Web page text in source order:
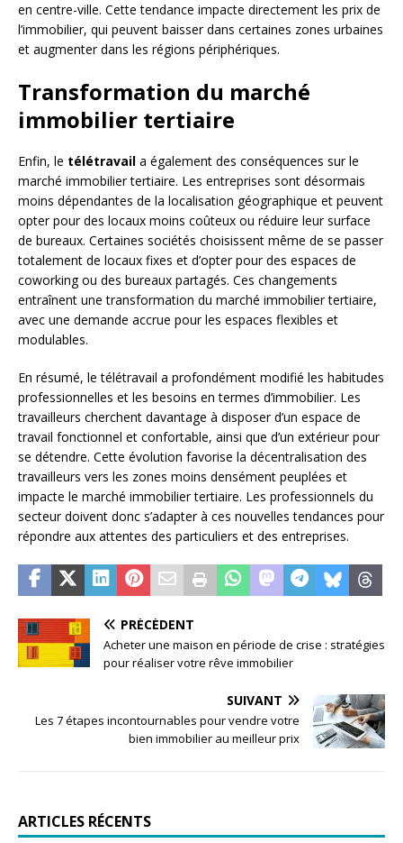
en centre-ville. Cette tendance impacte directement les prix de
l’immobilier, qui peuvent baisser dans certaines zones urbaines
et augmenter dans les régions périphériques.
Transformation du marché
immobilier tertiaire
Enfin, le télétravail a également des conséquences sur le
marché immobilier tertiaire. Les entreprises sont désormais
moins dépendantes de la localisation géographique et peuvent
opter pour des locaux moins coûteux ou réduire leur surface
de bureaux. Certaines sociétés choisissent même de se passer
totalement de locaux fixes et d’opter pour des espaces de
coworking ou des bureaux partagés. Ces changements
entraînent une transformation du marché immobilier tertiaire,
avec une demande accrue pour les espaces flexibles et
modulables.
En résumé, le télétravail a profondément modifié les habitudes
professionnelles et les besoins en termes d’immobilier. Les
travailleurs cherchent davantage à disposer d’un espace de
travail fonctionnel et confortable, ainsi que d’un extérieur pour
se détendre. Cette évolution favorise la décentralisation des
travailleurs vers les zones moins densément peuplées et
impacte le marché immobilier tertiaire. Les professionnels du
secteur doivent donc s’adapter à ces nouvelles tendances pour
répondre aux attentes des particuliers et des entreprises.
PRÉCÉDENT
Acheter une maison en période de crise : stratégies
pour réaliser votre rêve immobilier
SUIVANT
Les 7 étapes incontournables pour vendre votre
bien immobilier au meilleur prix
ARTICLES RÉCENTS